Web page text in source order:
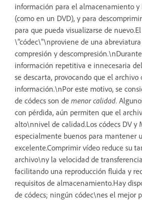
información para el almacenamiento y
(como en un DVD), y para
para que pueda visualizarse de
\"códec\"\nproviene de una
compresión y
información repetitiva e innecesaria
se descarta, provocando que el
información.\nPor este motivo, se
de códecs son de menor calidad.
con pérdida, aún permiten que el
alto\nnivel de calidad.Los códecs DV y
especialmente buenos para mantener
excelente.Comprimir vídeo reduce su
archivo\ny la velocidad de
facilitando una reproducción fluida y
requisitos de almacenamiento.Hay
de códecs; ningún códec\nes el mejor